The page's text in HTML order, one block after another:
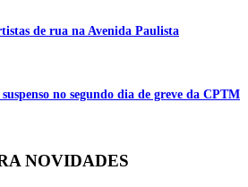
de rua na Avenida Paulista
no segundo dia de greve da CPTM
NOVIDADES